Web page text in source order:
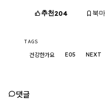
추천204 북
TAGS
건강한가요 E05 NEXT
댓글